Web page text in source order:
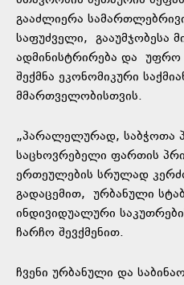
გააძლიერა
საფუძველი, გააუმჯობესა
ადმინისტრირება და უფრო
შექმნა ეკონომიკური
მმართველობისთვის.
„პარალელურად, საბჭოთა
საცხოვრებელი ფართის
ერთეულების სრულად
გადაცემით, ურბანული
ინდივიდუალური
ჩარჩო შევქმენით.
ჩვენი ურბანული და